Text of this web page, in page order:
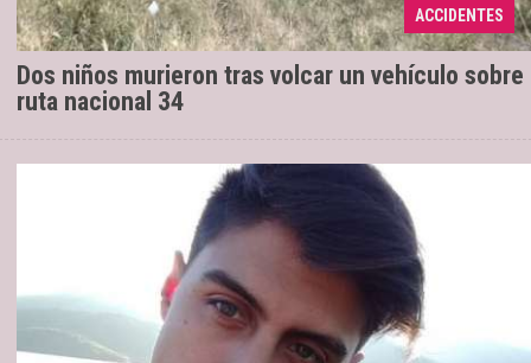
ACCIDENTES
Dos niños murieron tras volcar un vehículo sobre
ruta nacional 34
en código rojo ...
16/08/2019
Para todos, Ismael era un gran amigo y el